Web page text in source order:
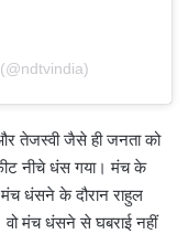
और तेजस्वी जैसे ही जनता को
नीचे धंस गया। मंच के
धंसने के दौरान राहुल
वो मंच धंसने से घबराई नहीं